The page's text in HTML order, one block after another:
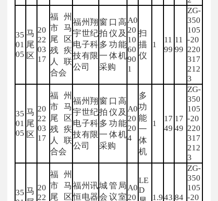
35
01
05
马
尾
区
20
22
03
17
福州
市马
尾区
残疾
人联
合会
福州翔
宇世纪
电子科
技有限
公司
窗口高
拍仪及
多功能
一体机
采购
A0
20
10
60
90
1
扫
描
仪
1
11
99
11
99
ZG-
350
105
-20
220
317
212
3
35
01
05
马
尾
区
20
22
03
17
福州
市马
尾区
残疾
人联
合会
福州翔
宇世纪
电子科
技有限
公司
窗口高
拍仪及
多功能
一体机
采购
A0
20
20
4
多
功
能
一
体
机
1
17
49
17
49
ZG-
350
105
-20
220
317
212
3
35 马 20
22
福州
市马
尾区
福州讯
恒电器
城管局
会议室
A0
20
LE
D
1.943 84
ZG-
350
105
-20